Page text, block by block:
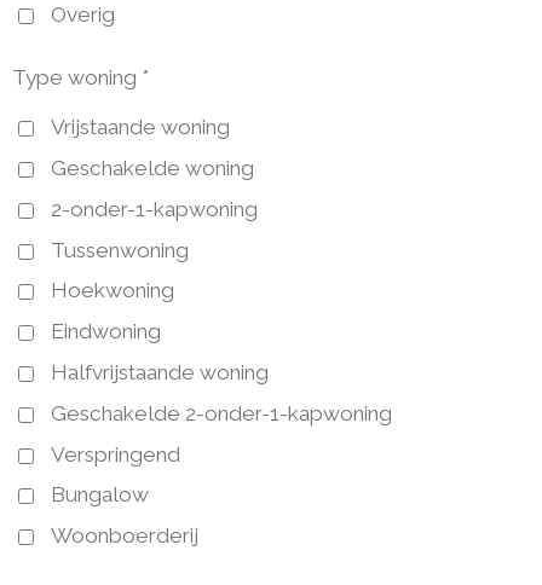
Overig
Type woning *
Vrijstaande woning
Geschakelde woning
2-onder-1-kapwoning
Tussenwoning
Hoekwoning
Eindwoning
Halfvrijstaande woning
Geschakelde 2-onder-1-kapwoning
Verspringend
Bungalow
Woonboerderij